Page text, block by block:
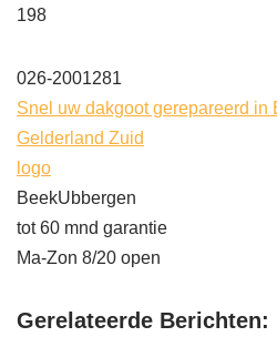
198
026-2001281
Snel uw dakgoot gerepareerd in
Gelderland Zuid
logo
BeekUbbergen
tot 60 mnd garantie
Ma-Zon 8/20 open
Gerelateerde Berichten: